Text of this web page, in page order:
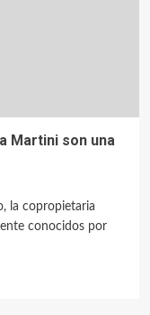
Martini son una
la copropietaria
conocidos por